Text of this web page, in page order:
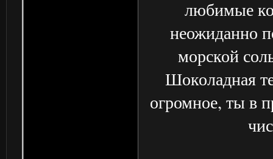
любимые
неожиданно
морской
Шоколадная
огромное, ты в